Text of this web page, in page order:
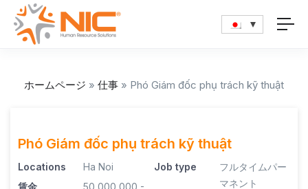
ホームページ » 仕事 » Phó Giám đốc phụ trách kỹ thuật
Phó Giám đốc phụ trách kỹ thuật
Locations
Ha Noi
賃金
50,000,000 -
Job type
フルタイムパー
マネント